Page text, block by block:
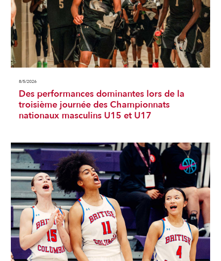
8/5/2026
Des performances dominantes lors de la
troisième journée des Championnats
nationaux masculins U15 et U17